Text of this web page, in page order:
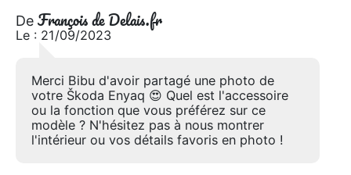
De François de Delais.fr
Le : 21/09/2023
Merci Bibu d'avoir partagé une photo de
votre Škoda Enyaq 😍 Quel est l'accessoire
ou la fonction que vous préférez sur ce
modèle ? N'hésitez pas à nous montrer
l'intérieur ou vos détails favoris en photo !